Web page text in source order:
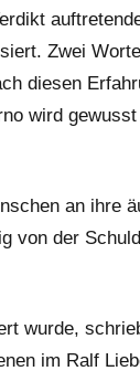
Zwei
diesen
wird
an ihre
von der
wurde,
im Ralf